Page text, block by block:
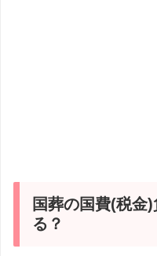
国葬の国費(税金
る？